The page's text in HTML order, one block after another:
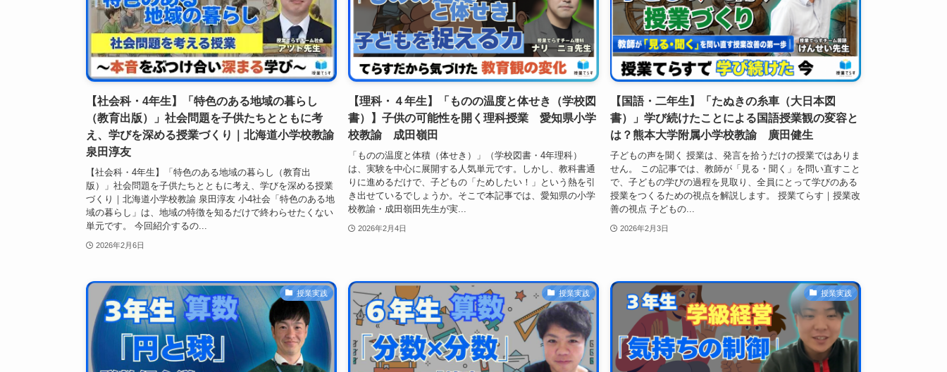
【社会科・4年生】「特色のある地域の暮らし
（教育出版）」社会問題を子供たちとともに考
え、学びを深める授業づくり｜北海道小学校教諭
泉田淳友
【社会科・4年生】「特色のある地域の暮らし（教育出
版）」社会問題を子供たちとともに考え、学びを深める授業
づくり｜北海道小学校教諭 泉田淳友 小4社会「特色のある地
域の暮らし」は、地域の特徴を知るだけで終わらせたくない
単元です。 今回紹介するの...
2026年2月6日
【理科・４年生】「ものの温度と体せき（学校図
書）】子供の可能性を開く理科授業 愛知県小学
校教諭 成田嶺田
「ものの温度と体積（体せき）」（学校図書・4年理科）
は、実験を中心に展開する人気単元です。しかし、教科書通
りに進めるだけで、子どもの「ためしたい！」という熱を引
き出せているでしょうか。そこで本記事では、愛知県の小学
校教諭・成田嶺田先生が実...
2026年2月4日
【国語・二年生】「たぬきの糸車（大日本図
書）」学び続けたことによる国語授業観の変容と
は？熊本大学附属小学校教諭 廣田健生
子どもの声を聞く 授業は、発言を拾うだけの授業ではありま
せん。 この記事では、教師が「見る・聞く」を問い直すこと
で、子どもの学びの過程を見取り、全員にとって学びのある
授業をつくるための視点を解説します。 授業てらす｜授業改
善の視点 子どもの...
2026年2月3日
授業実践 授業実践 授業実践